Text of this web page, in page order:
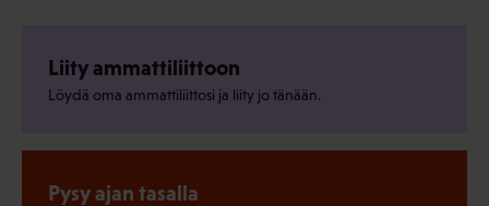
Liity ammattiliittoon
Löydä oma ammattiliittosi ja liity jo tänään.
Pysy ajan tasalla